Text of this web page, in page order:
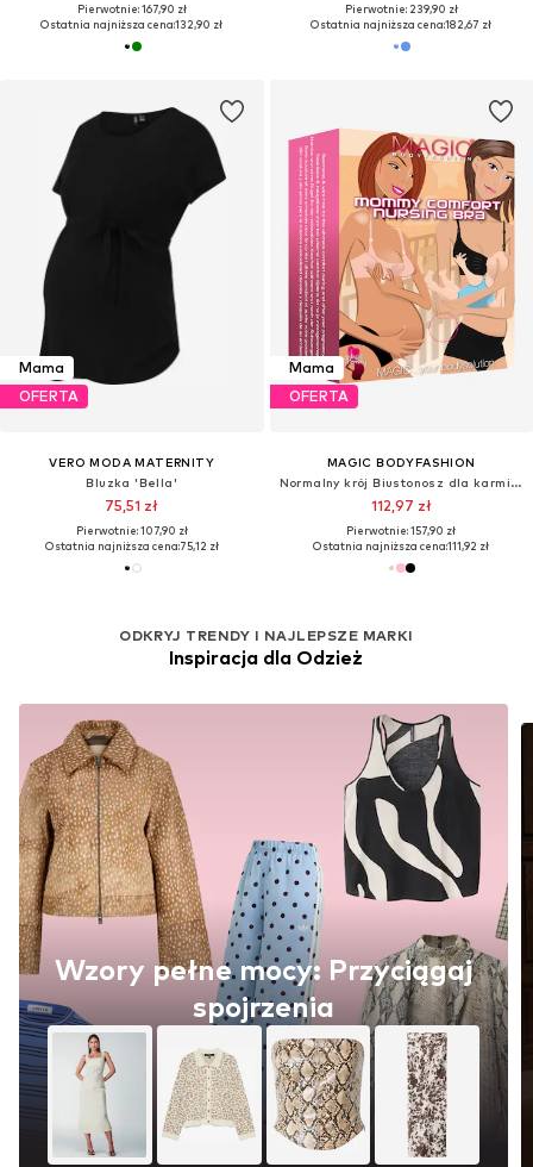
Pierwotnie: 167,90 zł
Ostatnia najniższa cena:132,90 zł
Pierwotnie: 239,90 zł
Ostatnia najniższa cena:182,67 zł
Mama
OFERTA
VERO MODA MATERNITY
Bluzka 'Bella'
75,51 zł
Pierwotnie: 107,90 zł
Ostatnia najniższa cena:75,12 zł
Mama
OFERTA
MAGIC BODYFASHION
Normalny krój Biustonosz dla karmiących 'Mommy Comfort'
112,97 zł
Pierwotnie: 157,90 zł
Ostatnia najniższa cena:111,92 zł
ODKRYJ TRENDY I NAJLEPSZE MARKI
Inspiracja dla Odzież
Wzory pełne mocy: Przyciągaj
spojrzenia